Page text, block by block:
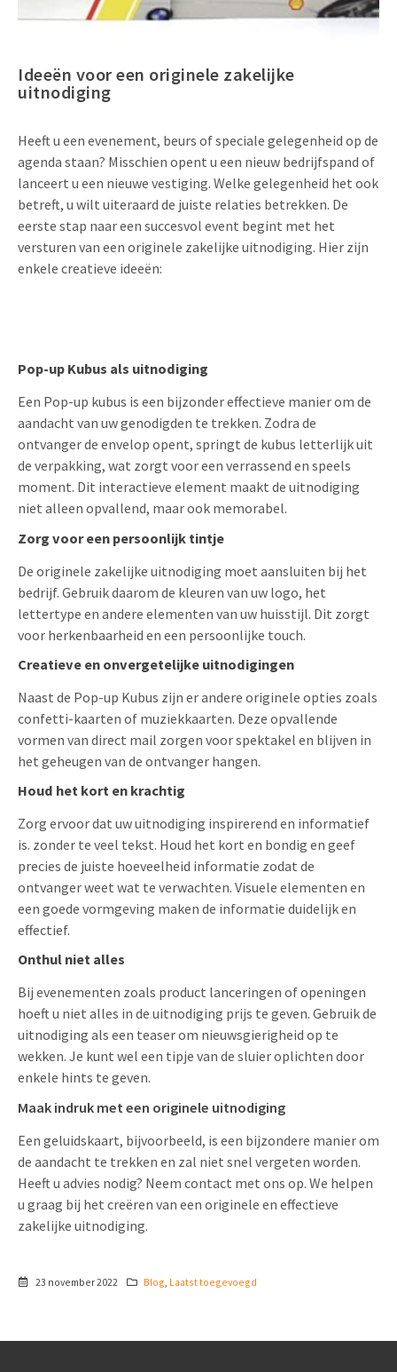
Ideeën voor een originele zakelijke
uitnodiging
Heeft u een evenement, beurs of speciale gelegenheid op de
agenda staan? Misschien opent u een nieuw bedrijfspand of
lanceert u een nieuwe vestiging. Welke gelegenheid het ook
betreft, u wilt uiteraard de juiste relaties betrekken. De
eerste stap naar een succesvol event begint met het
versturen van een originele zakelijke uitnodiging. Hier zijn
enkele creatieve ideeën:
Pop-up Kubus als uitnodiging
Een Pop-up kubus is een bijzonder effectieve manier om de
aandacht van uw genodigden te trekken. Zodra de
ontvanger de envelop opent, springt de kubus letterlijk uit
de verpakking, wat zorgt voor een verrassend en speels
moment. Dit interactieve element maakt de uitnodiging
niet alleen opvallend, maar ook memorabel.
Zorg voor een persoonlijk tintje
De originele zakelijke uitnodiging moet aansluiten bij het
bedrijf. Gebruik daarom de kleuren van uw logo, het
lettertype en andere elementen van uw huisstijl. Dit zorgt
voor herkenbaarheid en een persoonlijke touch.
Creatieve en onvergetelijke uitnodigingen
Naast de Pop-up Kubus zijn er andere originele opties zoals
confetti-kaarten of muziekkaarten. Deze opvallende
vormen van direct mail zorgen voor spektakel en blijven in
het geheugen van de ontvanger hangen.
Houd het kort en krachtig
Zorg ervoor dat uw uitnodiging inspirerend en informatief
is. zonder te veel tekst. Houd het kort en bondig en geef
precies de juiste hoeveelheid informatie zodat de
ontvanger weet wat te verwachten. Visuele elementen en
een goede vormgeving maken de informatie duidelijk en
effectief.
Onthul niet alles
Bij evenementen zoals product lanceringen of openingen
hoeft u niet alles in de uitnodiging prijs te geven. Gebruik de
uitnodiging als een teaser om nieuwsgierigheid op te
wekken. Je kunt wel een tipje van de sluier oplichten door
enkele hints te geven.
Maak indruk met een originele uitnodiging
Een geluidskaart, bijvoorbeeld, is een bijzondere manier om
de aandacht te trekken en zal niet snel vergeten worden.
Heeft u advies nodig? Neem contact met ons op. We helpen
u graag bij het creëren van een originele en effectieve
zakelijke uitnodiging.
23 november 2022 Blog Laatst toegevoegd
Geluidskaarten
Twin Sliders
Tabkaarten
Budget kaarten
Andere opvallende mailings
Automotive Marketing
Marketing in de Zorg
Duurzame Marketing
Marketing voor Scholen
Horeca Marketing
Uitnodigingen
App-lancering
Kalender maken
Klantenbinding
Vacatures
Duurzaamheid
Brochure downloaden